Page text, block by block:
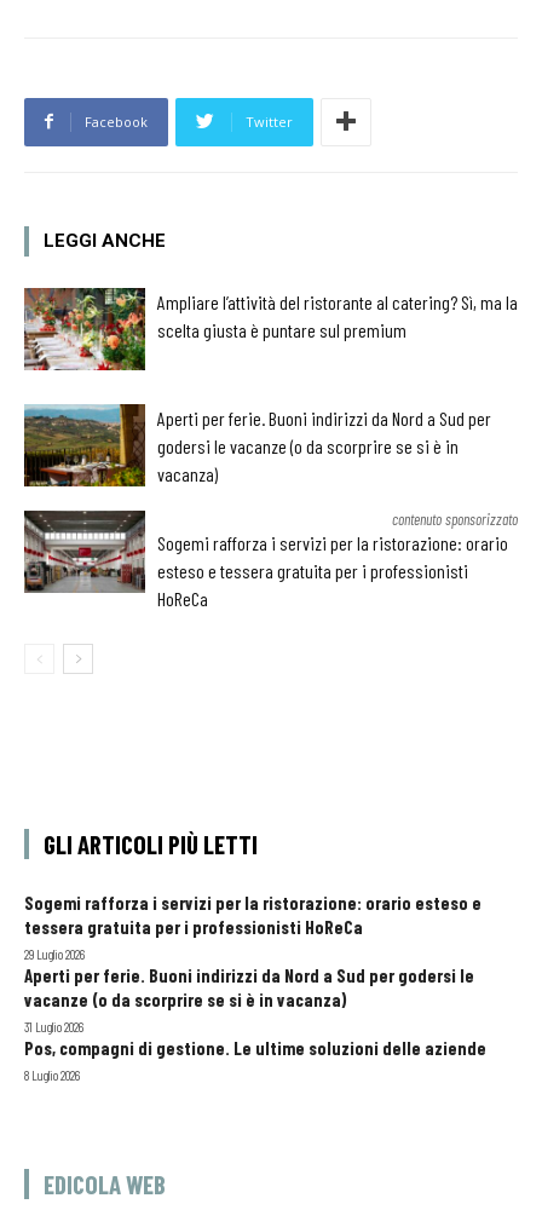
Facebook Twitter
LEGGI ANCHE
Ampliare l’attività del ristorante al catering? Sì, ma la
scelta giusta è puntare sul premium
Aperti per ferie. Buoni indirizzi da Nord a Sud per
godersi le vacanze (o da scorprire se si è in
vacanza)
contenuto sponsorizzato
Sogemi rafforza i servizi per la ristorazione: orario
esteso e tessera gratuita per i professionisti
HoReCa
GLI ARTICOLI PIÙ LETTI
Sogemi rafforza i servizi per la ristorazione: orario esteso e
tessera gratuita per i professionisti HoReCa
29 Luglio 2026
Aperti per ferie. Buoni indirizzi da Nord a Sud per godersi le
vacanze (o da scorprire se si è in vacanza)
31 Luglio 2026
Pos, compagni di gestione. Le ultime soluzioni delle aziende
8 Luglio 2026
EDICOLA WEB